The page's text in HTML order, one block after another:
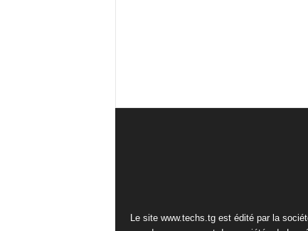
Le site www.techs.tg est édité par la